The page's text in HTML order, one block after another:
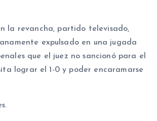
la revancha, partido televisado,
expulsado en una jugada
que el juez no sancionó para el
lograr el 1-0 y poder encaramarse